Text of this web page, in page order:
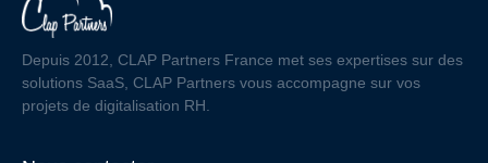
Depuis 2012, CLAP Partners France met ses expertises sur des
solutions SaaS, CLAP Partners vous accompagne sur vos
projets de digitalisation RH.